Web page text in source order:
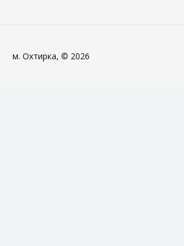
м. Охтирка, © 2026